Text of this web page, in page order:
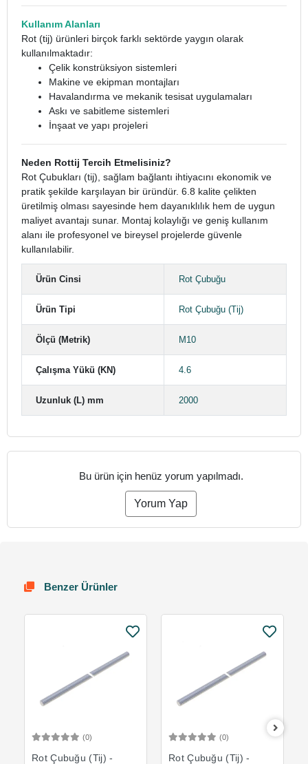
Kullanım Alanları
Rot (tij) ürünleri birçok farklı sektörde yaygın olarak
kullanılmaktadır:
Çelik konstrüksiyon sistemleri
Makine ve ekipman montajları
Havalandırma ve mekanik tesisat uygulamaları
Askı ve sabitleme sistemleri
İnşaat ve yapı projeleri
Neden Rottij Tercih Etmelisiniz?
Rot Çubukları (tij), sağlam bağlantı ihtiyacını ekonomik ve
pratik şekilde karşılayan bir üründür. 6.8 kalite çelikten
üretilmiş olması sayesinde hem dayanıklılık hem de uygun
maliyet avantajı sunar. Montaj kolaylığı ve geniş kullanım
alanı ile profesyonel ve bireysel projelerde güvenle
kullanılabilir.
Ürün Cinsi Rot Çubuğu
Ürün Tipi Rot Çubuğu (Tij)
Ölçü (Metrik) M10
Çalışma Yükü (KN) 4.6
Uzunluk (L) mm 2000
Bu ürün için henüz yorum yapılmadı.
Yorum Yap
Benzer Ürünler
(0)
Rot Çubuğu (Tij) -
(0)
Rot Çubuğu (Tij) -